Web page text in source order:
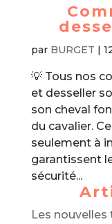
par BURGET |
💡 Tous nos
et desseller
son cheval
du cavalier.
seulement à
garantissent
sécurité...
Les